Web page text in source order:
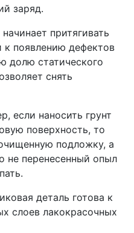
заряд.
притягивать
появлению дефектов
долю статического
снять
если наносить грунт
поверхность, то
подложку, а
не перенесенный опыл
деталь готова к
слоев лакокрасочных